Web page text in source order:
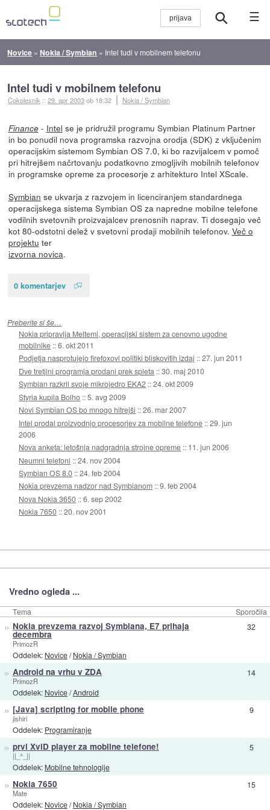
☰
Novice » Nokia / Symbian » Intel tudi v mobilnem telefonu
Intel tudi v mobilnem telefonu
Cokolesnik ::29. apr 2003ob 18:32 Nokia / Symbian
Finance- Intel se je pridružil programu Symbian Platinum Partner
in bo ponudil nova programska razvojna orodja (SDK) z vključenim
operacijskim sistemom Symbian OS 7.0, ki bo razvijalcem v pomoč
pri hitrejšem načrtovanju podatkovno zmogljivih mobilnih telefonov
in programske opreme za procesorje z arhitekturo Intel XScale.
Symbian se ukvarja z razvojem in licenciranjem standardnega
operacijskega sistema Symbian OS za napredne mobilne telefone
vodilnih svetovnih proizvajalcev prenosnih naprav. Ti dosegajo več
kot 80-odstotni delež v svetovni prodaji mobilnih telefonov. Več o
projektu ter
izvorna novica.
0 komentarjev
Preberite si še…
Nokia pripravlja Meltemi, operacijski sistem za cenovno ugodne
mobilnike ::6. okt 2011
Podjetja nasprotujejo firefoxovi politiki bliskovitih izdaj ::27. jun 2011
Dve tretjini programja prodani prek spleta ::30. maj 2010
Symbian razkril svoje mikrojedro EKA2 ::24. okt 2009
Styria kupila Bolho ::5. avg 2009
Novi Symbian OS bo mnogo hitrejši ::26. mar 2007
Intel prodal proizvodnjo procesorjev za mobilne telefone ::29. jun
2006
Nova anketa: letošnja nadgradnja strojne opreme :: 11. jun 2006
Neumni telefoni ::24. nov 2004
Symbian OS 8.0 ::24. feb 2004
Nokia prevzema nadzor nad Symbianom ::9. feb 2004
Nova Nokia 3650 ::6. sep 2002
Nokia 7650 ::20. nov 2001
Vredno ogleda ...
Tema Sporočila
» Nokia prevzema razvoj Symbiana, E7 prihaja
decembra
PrimozR
Oddelek: Novice/Nokia / Symbian
32
» Android na vrhu v ZDA
PrimozR
Oddelek: Novice/Android
14
» [Java] scripting for mobile phone
jishiri
Oddelek: Programiranje
9
» prvi XviD player za mobilne telefone!
||_^_||
Oddelek: Mobilne tehnologije
5
» Nokia 7650
Mate
Oddelek: Novice/Nokia / Symbian
15